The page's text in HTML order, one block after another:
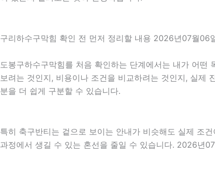
구리하수구막힘 확인 전 먼저 정리할 내용 2026년07월06
도봉구하수구막힘를 처음 확인하는 단계에서는 내가 어
보려는 것인지, 비용이나 조건을 비교하려는 것인지, 실제
분을 더 쉽게 구분할 수 있습니다.
특히 축구반티는 겉으로 보이는 안내가 비슷해도 실제 조
과정에서 생길 수 있는 혼선을 줄일 수 있습니다. 2026년